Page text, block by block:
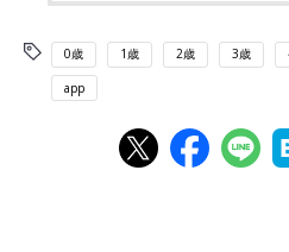
0歳 1歳 2歳 3歳
app